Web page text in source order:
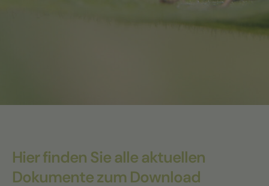
Hier finden Sie alle aktuellen
Dokumente zum Download